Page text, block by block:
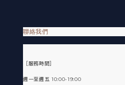
聯絡我們
［服務時間］
週一至週五 10:00-19:00